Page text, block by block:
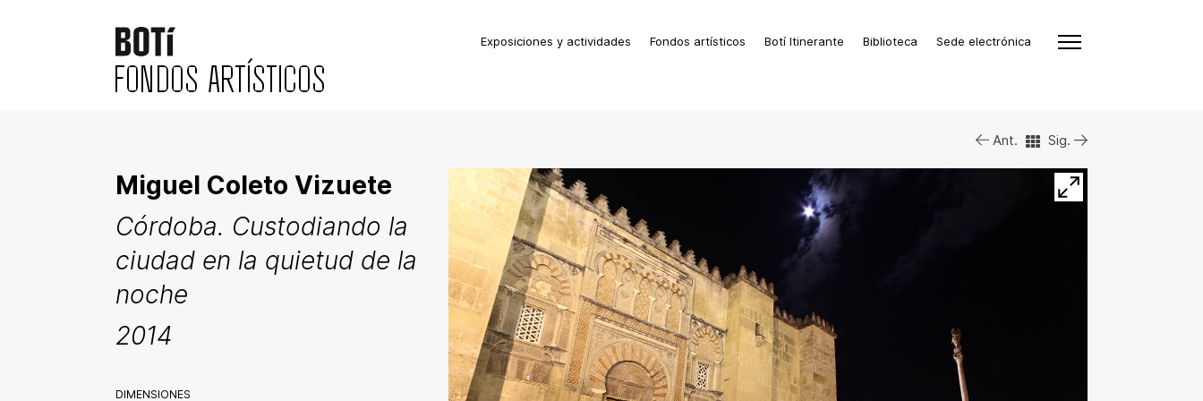
Exposiciones y actividades Fondos artísticos Botí Itinerante Biblioteca Sede electrónica
FONDOS ARTÍSTICOS
Ant. Sig.
Miguel Coleto Vizuete
Córdoba. Custodiando la
ciudad en la quietud de la
noche
2014
DIMENSIONES